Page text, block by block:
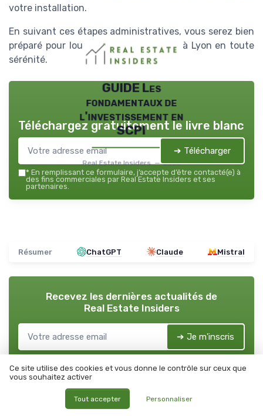
votre installation.
En suivant ces étapes administratives, vous serez bien
préparé pour louer votre appartement à Lyon en toute
sérénité.
GUIDE Les
fondamentaux de
l'investissement en
SCPI
Real Estate Insiders — 2026
Téléchargez gratuitement le livre blanc
➔ Télécharger
* En remplissant ce formulaire, j’accepte d’être contacté(e) à
des fins commerciales par Real Estate Insiders et ses
partenaires.
Résumer ChatGPT Claude Mistral
Recevez les dernières actualités de
Real Estate Insiders
➔ Je m'inscris
des fins commerciales par Real Estate Insiders et ses
partenaires.
Real Estate Insiders
Ce site utilise des cookies et vous donne le contrôle sur ceux que
vous souhaitez activer
Tout accepter Personnaliser